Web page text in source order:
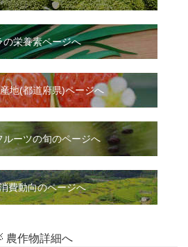
の栄養素ページへ
産地(都道府県)ページへ
ルーツの旬のページへ
費動向のページへ
農作物詳細へ